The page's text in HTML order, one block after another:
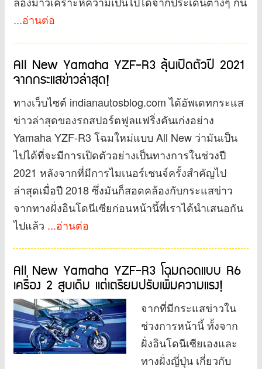
...อ่านต่อ
All New Yamaha YZF-R3 ลุ้นเปิดตัวปี 2021
จากกระแสข่าวล่าสุด!
ทางเว็บไซต์ indianautosblog.com ได้อัพเดทกระแส
ข่าวล่าสุดของรถสปอร์ตฟูลแฟริ่งคันเก่งอย่าง
Yamaha YZF-R3 โฉมใหม่แบบ All New ว่ามันเป็น
ไปได้ที่จะมีการเปิดตัวอย่างเป็นทางการในช่วงปี
2021 หลังจากที่มีการไมเนอร์เชนจ์ครั้งสำคัญไป
ล่าสุดเมื่อปี 2018 ซึ่งมันก็สอดคล้องกับกระแสข่าว
จากทางฝั่งอินโดนีเซียก่อนหน้านี้ที่เราได้นำเสนอกัน
ไปแล้ว ...อ่านต่อ
All New Yamaha YZF-R3 โฉมถอดแบบ R6
เครื่อง 2 สูบเดิม แต่เตรียมปรับเพิ่มความแรง!
จากที่มีกระแสข่าวใน
ช่วงการหน้านี้ ทั้งจาก
ฝั่งอินโดนีเซียเองและ
ทางฝั่งญี่ปุ่น เกี่ยวกับ